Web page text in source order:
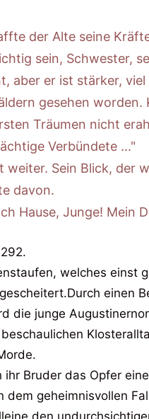
der Alte seine
sein, Schwester,
aber er ist stärker,
gesehen
Träumen nicht
Verbündete ..."
weiter. Sein Blick, der
davon.
Hause, Junge! Mein
welches einst
einen
die junge
ihr Bruder das Opfer
dem geheimnisvollen